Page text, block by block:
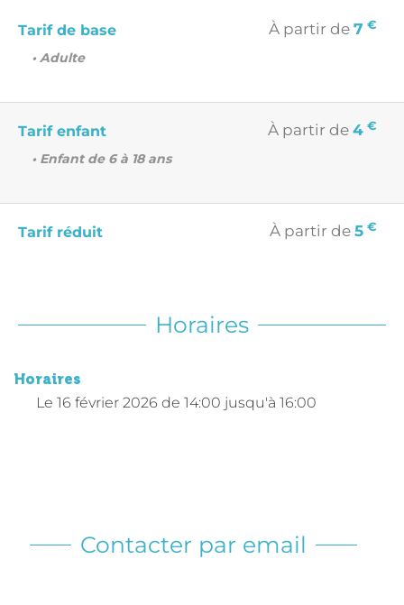
Tarif de base À partir de 7 €
• Adulte
Tarif enfant À partir de 4 €
• Enfant de 6 à 18 ans
Tarif réduit À partir de 5 €
Horaires
Horaires
Le 16 février 2026 de 14:00 jusqu'à 16:00
Contacter par email